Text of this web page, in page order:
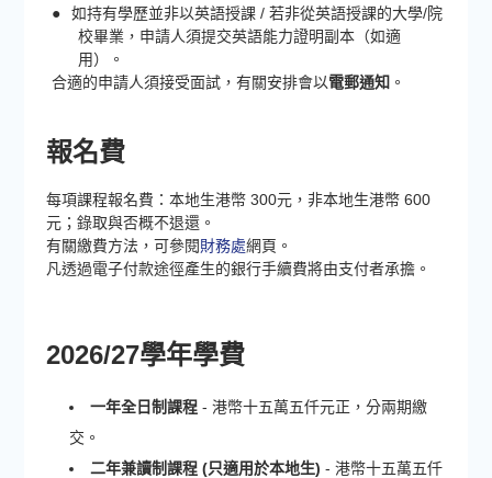
●
如持有學歷並非以英語授課 / 若非從英語授課的大學/院
校畢業，申請人須提交英語能力證明副本（如適
用）。
合適的申請人須接受面試，有關安排會以電郵通知 。
報名費
每項課程報名費：本地生港幣 300元，非本地生港幣 600
元；錄取與否概不退還。
有關繳費方法，可參閱財務處網頁。
凡透過電子付款途徑產生的銀行手續費將由支付者承擔。
2026/27學年學費
一年全日制課程 - 港幣十五萬五仟元正，分兩期繳
交。
二年兼讀制課程 (只適用於本地生) - 港幣十五萬五仟